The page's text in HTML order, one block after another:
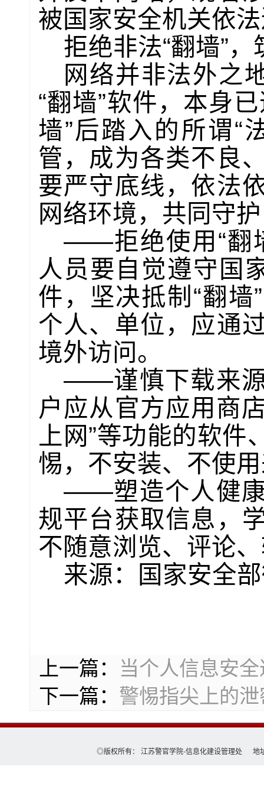
被国家安全机关依
拒绝非法“翻墙”
网络并非法外之
“翻墙”软件，本身
墙”后踏入的所谓“
管，成为各类不良
要严守底线，依法
网络环境，共同守
——拒绝使用“翻
人员要自觉遵守国
件，坚决抵制“翻
个人、单位，应通
境外访问。
——谨慎下载来源
户应从官方应用商
上网”等功能的软件
惕，不安装、不使
——塑造个人健康
规平台获取信息，
不随意浏览、评论
来源：国家安全
上一篇：
当个人信息安全
下一篇： 警惕指尖上的
◎版权所有： 江苏警官学院-信息化建设管理处